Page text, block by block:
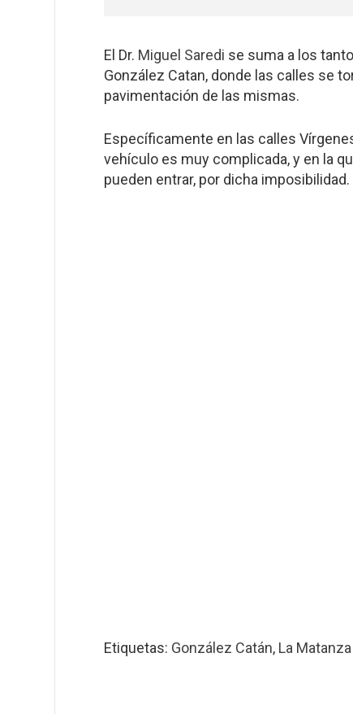
El Dr. Miguel Saredi se suma a los
González Catan, donde las calles se
pavimentación de las mismas.
Específicamente en las calles
vehículo es muy complicada, y en la
pueden entrar, por dicha imposibilidad.
Etiquetas: González Catán, La Matanza